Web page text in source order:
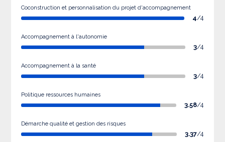
Coconstruction et personnalisation du projet d'accompagnement
4/4
Accompagnement à l'autonomie
3/4
Accompagnement à la santé
3/4
Politique ressources humaines
3.58/4
Démarche qualité et gestion des risques
3.37/4